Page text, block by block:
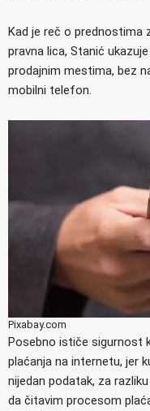
Kad je reč o prednostima
pravna lica, Stanić
prodajnim mestima, bez
mobilni telefon.
Pixabay.com
Posebno ističe sigurnost
plaćanja na internetu, jer
nijedan podatak, za
da čitavim procesom